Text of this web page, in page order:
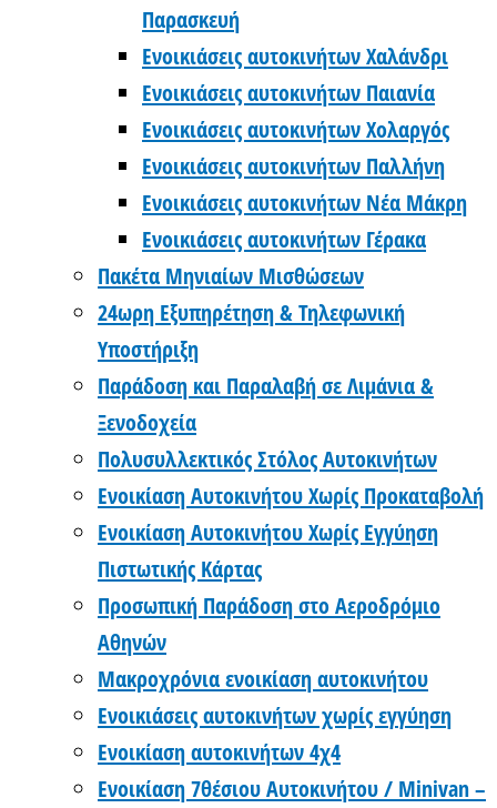
Παρασκευή
Ενοικιάσεις αυτοκινήτων Χαλάνδρι
Ενοικιάσεις αυτοκινήτων Παιανία
Ενοικιάσεις αυτοκινήτων Χολαργός
Ενοικιάσεις αυτοκινήτων Παλλήνη
Ενοικιάσεις αυτοκινήτων Νέα Μάκρη
Ενοικιάσεις αυτοκινήτων Γέρακα
Πακέτα Μηνιαίων Μισθώσεων
24ωρη Εξυπηρέτηση & Τηλεφωνική
Υποστήριξη
Παράδοση και Παραλαβή σε Λιμάνια &
Ξενοδοχεία
Πολυσυλλεκτικός Στόλος Αυτοκινήτων
Ενοικίαση Αυτοκινήτου Χωρίς Προκαταβολή
Ενοικίαση Αυτοκινήτου Χωρίς Εγγύηση
Πιστωτικής Κάρτας
Προσωπική Παράδοση στο Αεροδρόμιο
Αθηνών
Μακροχρόνια ενοικίαση αυτοκινήτου
Ενοικιάσεις αυτοκινήτων χωρίς εγγύηση
Ενοικίαση αυτοκινήτων 4χ4
Ενοικίαση 7θέσιου Αυτοκινήτου / Minivan –